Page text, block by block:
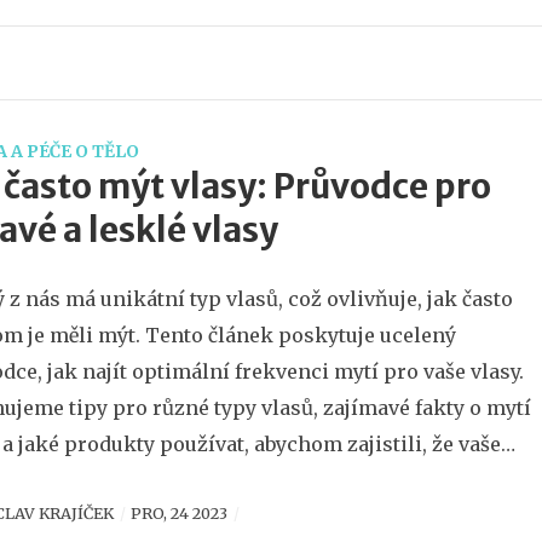
A PÉČE O TĚLO
často mýt vlasy: Průvodce pro
a lesklé vlasy
z nás má unikátní typ vlasů, což ovlivňuje, jak často
je měli mýt. Tento článek poskytuje ucelený
jak najít optimální frekvenci mytí pro vaše vlasy.
tipy pro různé typy vlasů, zajímavé fakty o mytí
jaké produkty používat, abychom zajistili, že vaše
naučit vás, jak pečovat o vaše vlasy co nejlépe.
KRAJÍČEK PRO, 24 2023